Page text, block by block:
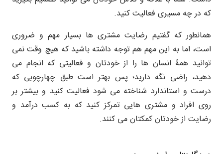
که در چه مسیری فعالیت کنید.
همانطور که گفتیم رضایت مشتری ها بسیار مهم و ضروری
است، اما به این مهم هم توجه داشته باشید که هیچ وقت نمی
توانید همۀ انسان ها را از خودتان و فعالیتی که انجام می
دهید، راضی نگه دارید؛ پس بهتر است طبق چهارچوبی که
درست و استاندارد شناخته می شود فعالیت کنید و بیشتر بر
روی افراد و مشتری هایی تمرکز کنید که به کسب درآمد و
رضایت از خودتان کمکتان می کنند.